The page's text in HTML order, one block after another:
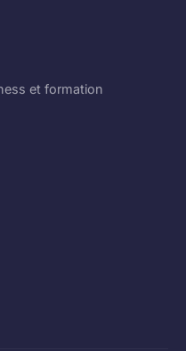
et formation